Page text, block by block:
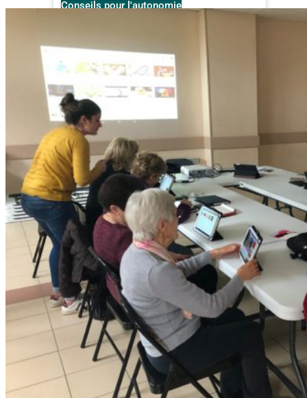
Conseils pour l'autonomie
Living Lab
Illustrations de la méthode
Espaces disponibles à la location
Disponibilité des espaces
Nos solutions techniques
Bain & WC
Chambre
Communication & loisirs
Cuisine
Domotique
Mobilité